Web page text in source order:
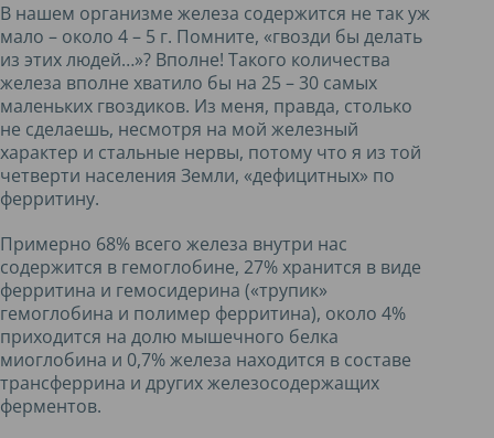
В нашем организме железа содержится не так уж
мало – около 4 – 5 г. Помните, «гвозди бы делать
из этих людей…»? Вполне! Такого количества
железа вполне хватило бы на 25 – 30 самых
маленьких гвоздиков. Из меня, правда, столько
не сделаешь, несмотря на мой железный
характер и стальные нервы, потому что я из той
четверти населения Земли, «дефицитных» по
ферритину.
Примерно 68% всего железа внутри нас
содержится в гемоглобине, 27% хранится в виде
ферритина и гемосидерина («трупик»
гемоглобина и полимер ферритина), около 4%
приходится на долю мышечного белка
миоглобина и 0,7% железа находится в составе
трансферрина и других железосодержащих
ферментов.